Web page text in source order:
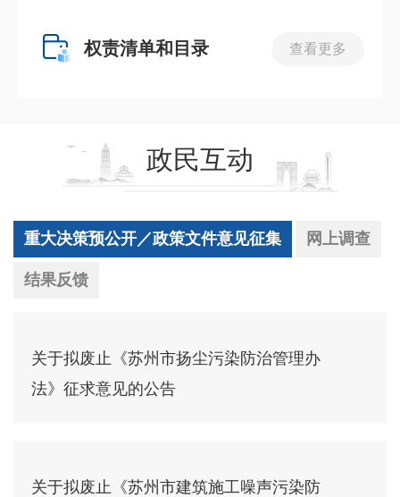
权责清单和目录 查看更多
政民互动
重大决策预公开／政策文件意见征集 网上调查
结果反馈
关于拟废止《苏州市扬尘污染防治管理办
法》征求意见的公告
关于拟废止《苏州市建筑施工噪声污染防